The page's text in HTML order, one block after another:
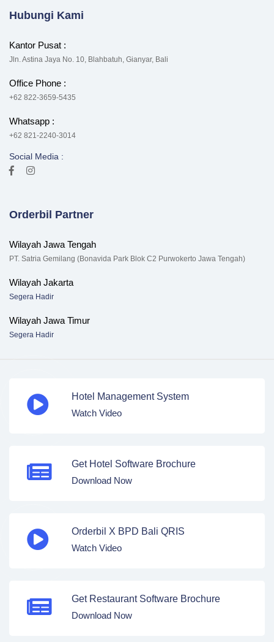
Hubungi Kami
Kantor Pusat :
Jln. Astina Jaya No. 10, Blahbatuh, Gianyar, Bali
Office Phone :
+62 822-3659-5435
Whatsapp :
+62 821-2240-3014
Social Media :
Orderbil Partner
Wilayah Jawa Tengah
PT. Satria Gemilang (Bonavida Park Blok C2 Purwokerto Jawa Tengah)
Wilayah Jakarta
Segera Hadir
Wilayah Jawa Timur
Segera Hadir
Hotel Management System
Watch Video
Get Hotel Software Brochure
Download Now
Orderbil X BPD Bali QRIS
Watch Video
Get Restaurant Software Brochure
Download Now